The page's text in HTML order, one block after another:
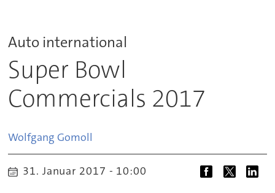
Auto international
Super Bowl
Commercials 2017
Wolfgang Gomoll
31. Januar 2017 - 10:00